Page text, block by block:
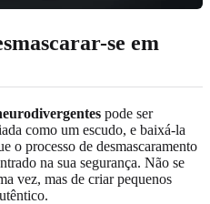
se em
pode ser
como um escudo, e baixá-la
o processo de desmascaramento
na sua segurança. Não se
vez, mas de criar pequenos